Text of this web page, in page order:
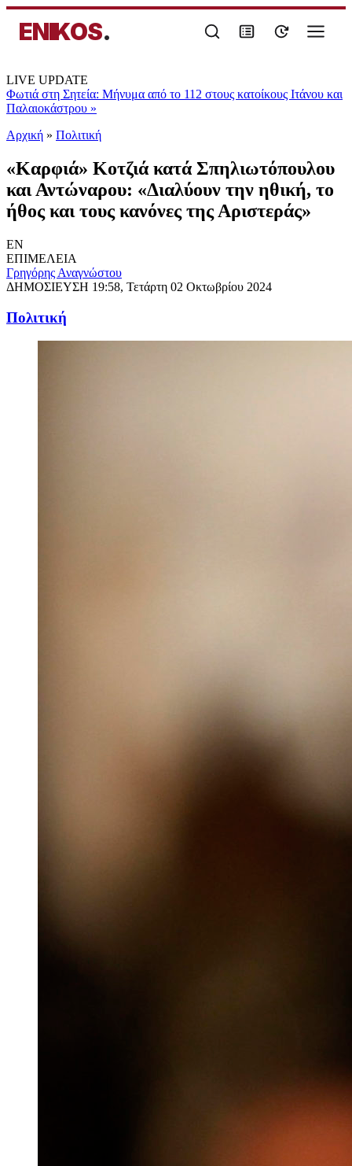
ENIKOS.
LIVE UPDATE
Φωτιά στη Σητεία: Μήνυμα από το 112 στους κατοίκους Ιτάνου και
Παλαιοκάστρου »
Αρχική » Πολιτική
«Καρφιά» Κοτζιά κατά Σπηλιωτόπουλου
και Αντώναρου: «Διαλύουν την ηθική, το
ήθος και τους κανόνες της Αριστεράς»
EN
ΕΠΙΜΕΛΕΙΑ
Γρηγόρης Αναγνώστου
ΔΗΜΟΣΙΕΥΣΗ 19:58, Τετάρτη 02 Οκτωβρίου 2024
Πολιτική